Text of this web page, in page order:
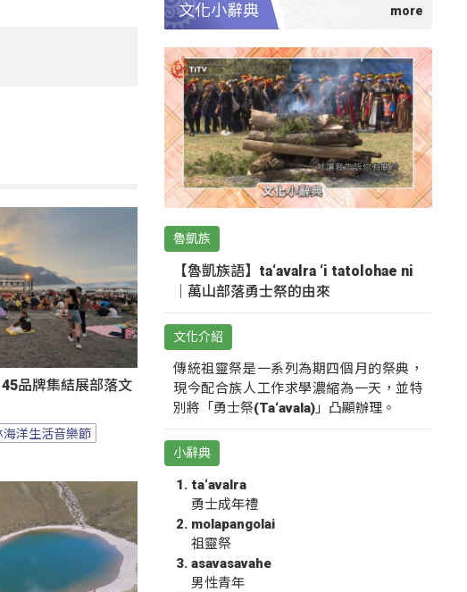
品牌集結展部落文
海洋生活音樂節
文化小辭典
魯凱族
【魯凱族語】ta‘avalra ‘i tatolohae ni
｜萬山部落勇士祭的由來
文化介紹
傳統祖靈祭是一系列為期四個月的祭典，
現今配合族人工作求學濃縮為一天，並特
別將「勇士祭(Ta‘avala)」凸顯辦理。
小辭典
ta‘avalra
勇士成年禮
molapangolai
祖靈祭
asavasavahe
男性青年